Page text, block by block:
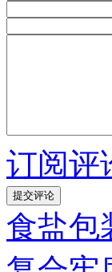
订阅评
食盐包